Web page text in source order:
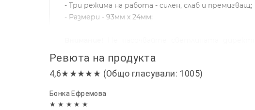
- Три режима на работа - силен, слаб и премигващ;
- Размери - 93мм х 24мм;
Време на зареждане – не повече от 12 часа.
Ревюта на продукта
4,6★★★★★ (Общо гласували: 1005)
Бонка Ефремова
★ ★ ★ ★ ★